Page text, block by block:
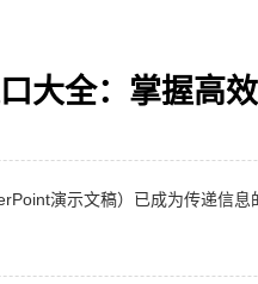
大全：掌握高
演示文稿）已成为传递信息